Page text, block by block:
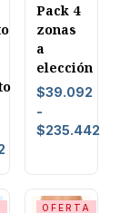
Pack 4
zonas
a
elección
$39.092
-
$235.442
OFERTA